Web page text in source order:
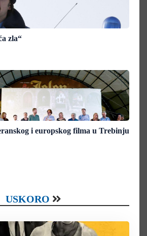
zla“
i europskog filma u Trebinju
USKORO